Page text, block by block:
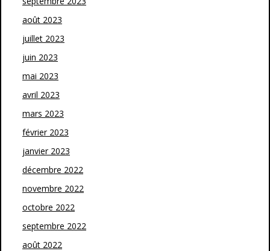
août 2023
juillet 2023
juin 2023
mai 2023
avril 2023
mars 2023
février 2023
janvier 2023
décembre 2022
novembre 2022
octobre 2022
septembre 2022
août 2022